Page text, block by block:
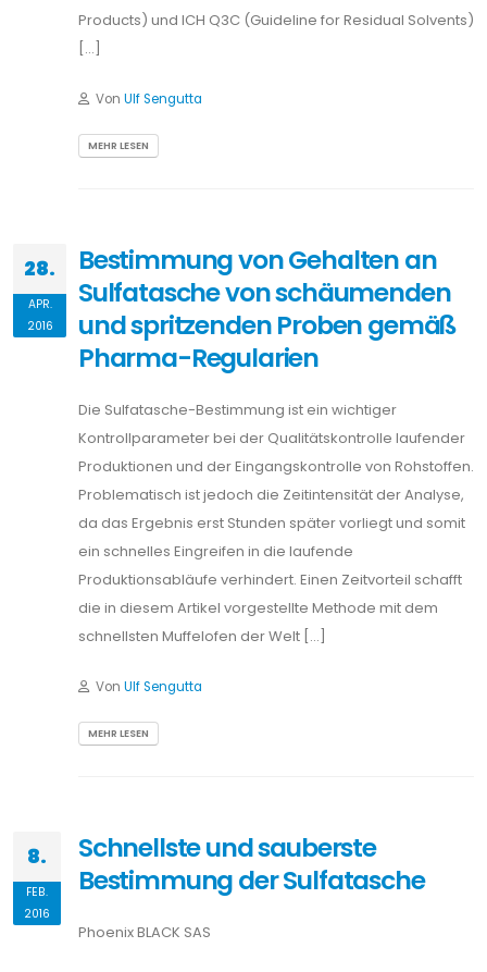
Products) und ICH Q3C (Guideline for Residual Solvents)
[…]
Von Ulf Sengutta
MEHR LESEN
28.
APR.
2016
Bestimmung von Gehalten an
Sulfatasche von schäumenden
und spritzenden Proben gemäß
Pharma-Regularien
Die Sulfatasche-Bestimmung ist ein wichtiger
Kontrollparameter bei der Qualitätskontrolle laufender
Produktionen und der Eingangskontrolle von Rohstoffen.
Problematisch ist jedoch die Zeitintensität der Analyse,
da das Ergebnis erst Stunden später vorliegt und somit
ein schnelles Eingreifen in die laufende
Produktionsabläufe verhindert. Einen Zeitvorteil schafft
die in diesem Artikel vorgestellte Methode mit dem
schnellsten Muffelofen der Welt […]
Von Ulf Sengutta
MEHR LESEN
8.
FEB.
2016
Schnellste und sauberste
Bestimmung der Sulfatasche
Phoenix BLACK SAS